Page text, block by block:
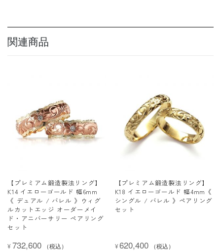
関連商品
【プレミアム鍛造製法リング】
K14 イエローゴールド 幅6mm
《 デュアル / バレル 》ウィグ
ルカットエッジ オーダーメイ
ド・アニバーサリー ペアリング
セット
¥732,600 （税込）
【プレミアム鍛造製法リング】
K18 イエローゴールド 幅4mm《
シングル / バレル 》ペアリング
セット
¥620,400 （税込）